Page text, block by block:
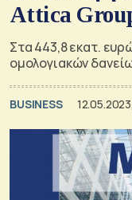
Attica
Στα 443,8 εκατ.
ομολογιακών
BUSINESS